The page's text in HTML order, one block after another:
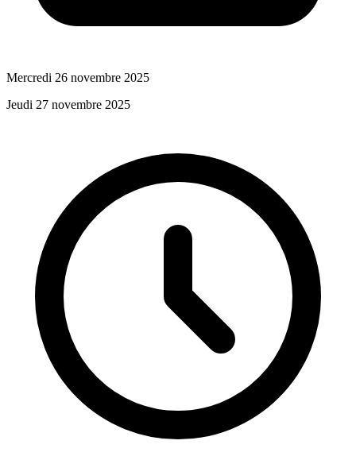
Mercredi 26 novembre 2025
Jeudi 27 novembre 2025